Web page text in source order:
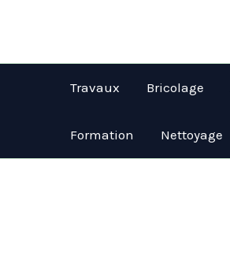
Travaux Bricolage
Formation Nettoyage